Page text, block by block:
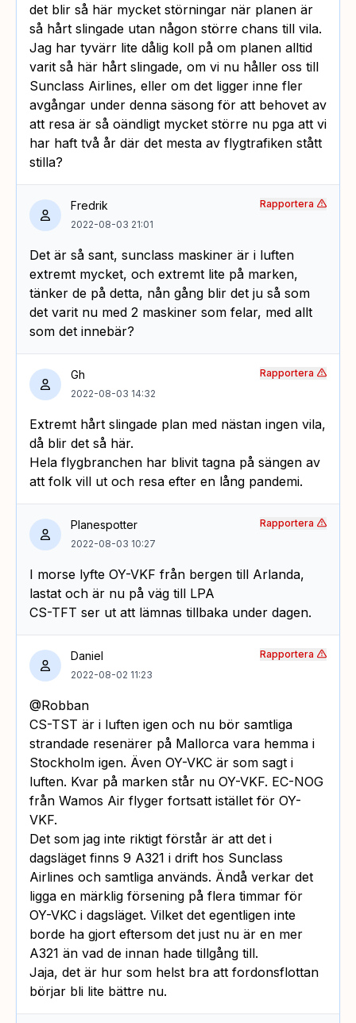
det blir så här mycket störningar när planen är
så hårt slingade utan någon större chans till vila.
Jag har tyvärr lite dålig koll på om planen alltid
varit så här hårt slingade, om vi nu håller oss till
Sunclass Airlines, eller om det ligger inne fler
avgångar under denna säsong för att behovet av
att resa är så oändligt mycket större nu pga att vi
har haft två år där det mesta av flygtrafiken stått
stilla?
Fredrik
2022-08-03 21:01
Det är så sant, sunclass maskiner är i luften
extremt mycket, och extremt lite på marken,
tänker de på detta, nån gång blir det ju så som
det varit nu med 2 maskiner som felar, med allt
som det innebär?
Rapportera
Gh
2022-08-03 14:32
Extremt hårt slingade plan med nästan ingen vila,
då blir det så här.
Hela flygbranchen har blivit tagna på sängen av
att folk vill ut och resa efter en lång pandemi.
Rapportera
Planespotter
2022-08-03 10:27
I morse lyfte OY-VKF från bergen till Arlanda,
lastat och är nu på väg till LPA
CS-TFT ser ut att lämnas tillbaka under dagen.
Rapportera
Daniel
2022-08-02 11:23
@Robban
CS-TST är i luften igen och nu bör samtliga
strandade resenärer på Mallorca vara hemma i
Stockholm igen. Även OY-VKC är som sagt i
luften. Kvar på marken står nu OY-VKF. EC-NOG
från Wamos Air flyger fortsatt istället för OY-
VKF.
Det som jag inte riktigt förstår är att det i
dagsläget finns 9 A321 i drift hos Sunclass
Airlines och samtliga används. Ändå verkar det
ligga en märklig försening på flera timmar för
OY-VKC i dagsläget. Vilket det egentligen inte
borde ha gjort eftersom det just nu är en mer
A321 än vad de innan hade tillgång till.
Jaja, det är hur som helst bra att fordonsflottan
börjar bli lite bättre nu.
Rapportera